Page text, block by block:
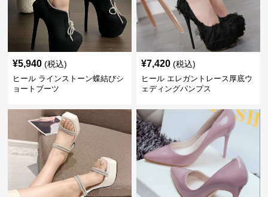
¥5,940 (税込)
ヒール ラインストーン蝶結びシ
ョートブーツ
¥7,420 (税込)
ヒール エレガントレース厚底ウ
ェディングパンプス